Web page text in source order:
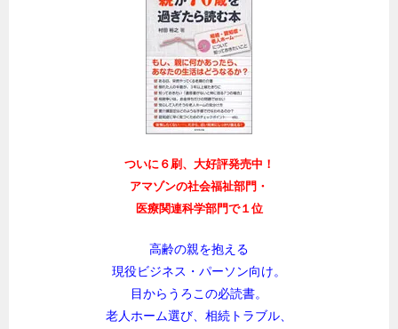
ついに６刷、大好評発売中！
アマゾンの社会福祉部門・
医療関連科学部門で１位
高齢の親を抱える
現役ビジネス・パーソン向け。
目からうろこの必読書。
老人ホーム選び、相続トラブル、